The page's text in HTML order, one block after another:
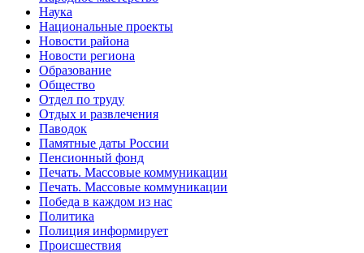
Наука
Национальные проекты
Новости района
Новости региона
Образование
Общество
Отдел по труду
Отдых и развлечения
Паводок
Памятные даты России
Пенсионный фонд
Печать. Массовые коммуникации
Печать. Массовые коммуникации
Победа в каждом из нас
Политика
Полиция информирует
Происшествия